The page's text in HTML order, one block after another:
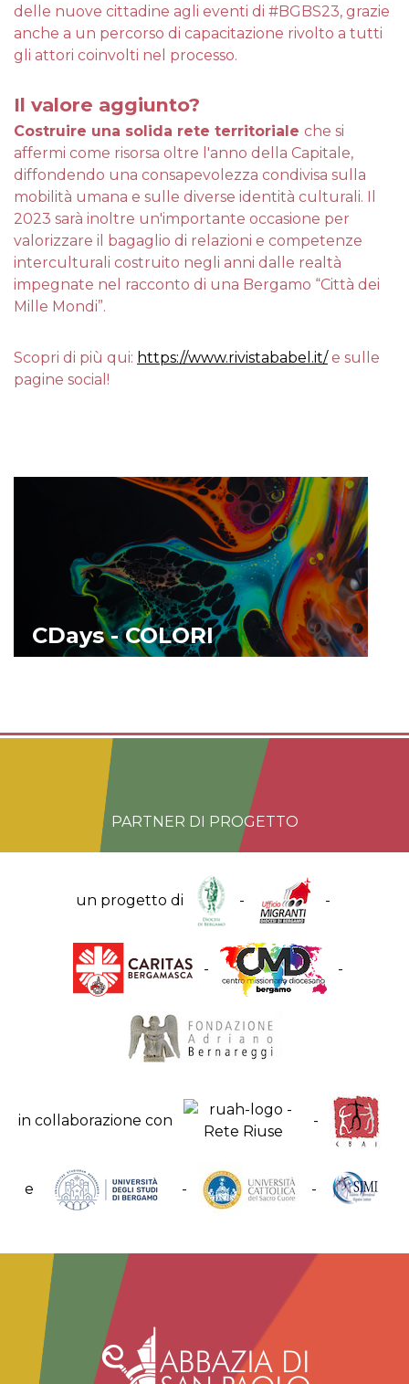
delle nuove cittadine agli eventi di #BGBS23, grazie
anche a un percorso di capacitazione rivolto a tutti
gli attori coinvolti nel processo.
Il valore aggiunto?
Costruire una solida rete territoriale che si
affermi come risorsa oltre l'anno della Capitale,
diffondendo una consapevolezza condivisa sulla
mobilità umana e sulle diverse identità culturali. Il
2023 sarà inoltre un'importante occasione per
valorizzare il bagaglio di relazioni e competenze
interculturali costruito negli anni dalle realtà
impegnate nel racconto di una Bergamo “Città dei
Mille Mondi”.
Scopri di più qui: https://www.rivistababel.it/e sulle
pagine social!
CDays - COLORI
PARTNER DI PROGETTO
un progetto di - -
- -
in collaborazione con -
e - -